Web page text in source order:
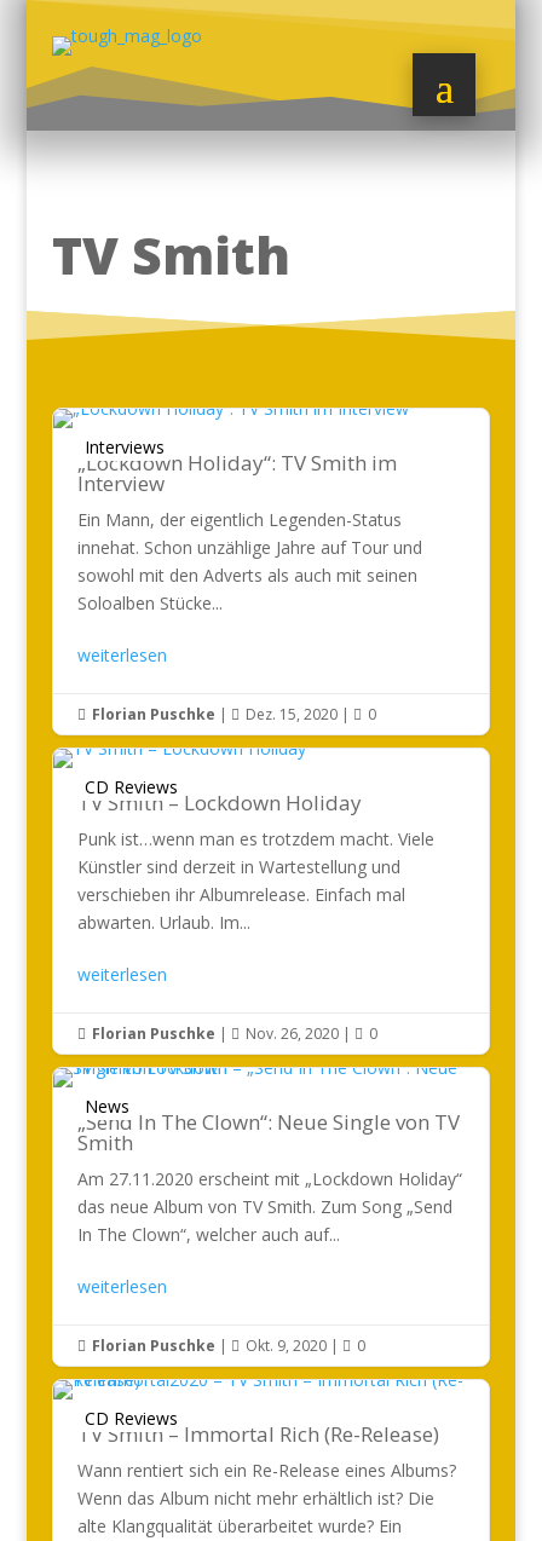
TV Smith
Interviews
„Lockdown Holiday“: TV Smith im
Interview
Ein Mann, der eigentlich Legenden-Status
innehat. Schon unzählige Jahre auf Tour und
sowohl mit den Adverts als auch mit seinen
Soloalben Stücke...
weiterlesen
 Florian Puschke |  Dez. 15, 2020|  0
CD Reviews
TV Smith – Lockdown Holiday
Punk ist…wenn man es trotzdem macht. Viele
Künstler sind derzeit in Wartestellung und
verschieben ihr Albumrelease. Einfach mal
abwarten. Urlaub. Im...
weiterlesen
 Florian Puschke |  Nov. 26, 2020|  0
News
„Send In The Clown“: Neue Single von TV
Smith
Am 27.11.2020 erscheint mit „Lockdown Holiday“
das neue Album von TV Smith. Zum Song „Send
In The Clown“, welcher auch auf...
weiterlesen
 Florian Puschke |  Okt. 9, 2020|  0
CD Reviews
TV Smith – Immortal Rich (Re-Release)
Wann rentiert sich ein Re-Release eines Albums?
Wenn das Album nicht mehr erhältlich ist? Die
alte Klangqualität überarbeitet wurde? Ein